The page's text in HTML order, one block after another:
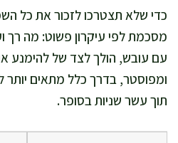
כדי שלא תצטרכו לזכור את כל
מסכמת לפי עיקרון פשוט: מה רך
עם עובש, הולך לצד של להימנע
ומפוסטר, בדרך כלל מתאים יותר
תוך עשר שניות בסופר.